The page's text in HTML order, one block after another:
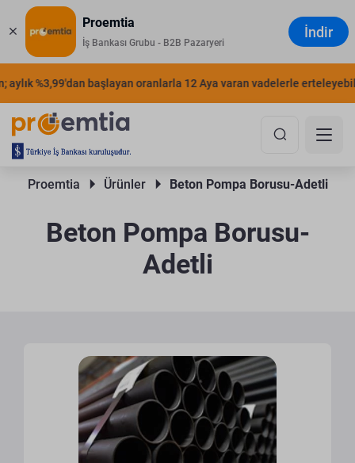
Proemtia
İş Bankası Grubu - B2B Pazaryeri
İndir
%3,99'dan başlayan oranlarla 12 Aya varan vadelerle
Proemtia Ürünler Beton Pompa Borusu-Adetli
Beton Pompa Borusu-
Adetli